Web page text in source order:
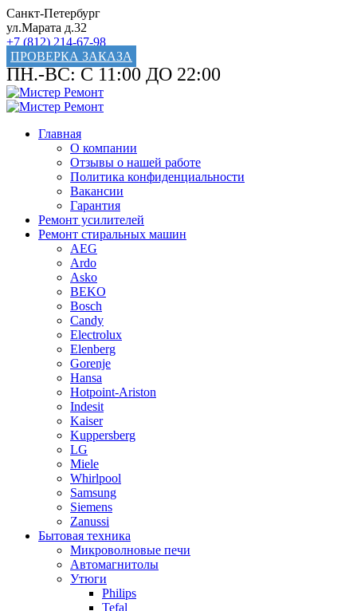
Санкт-Петербург
ул.Марата д.32
+7 (812) 214-67-98
ПРОВЕРКА ЗАКАЗА
ПН.-ВС: С 11:00 ДО 22:00
Главная
О компании
Отзывы о нашей работе
Политика конфиденциальности
Вакансии
Гарантия
Ремонт усилителей
Ремонт стиральных машин
AEG
Ardo
Asko
BEKO
Bosch
Candy
Electrolux
Elenberg
Gorenje
Hansa
Hotpoint-Ariston
Indesit
Kaiser
Kuppersberg
LG
Miele
Whirlpool
Samsung
Siemens
Zanussi
Бытовая техника
Микроволновые печи
Автомагнитолы
Утюги
Philips
Tefal